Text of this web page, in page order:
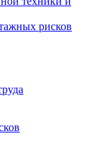
рисков